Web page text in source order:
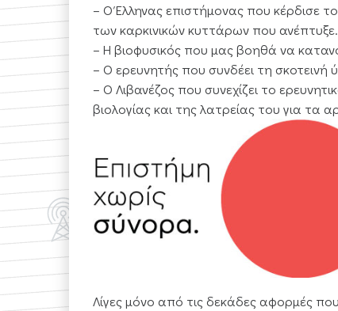
– Ο Έλληνας επιστήμονας που κέρδισε
των καρκινικών κυττάρων που ανέπτυξε.
– Η βιοφυσικός που μας βοηθά να
– Ο ερευνητής που συνδέει τη σκοτεινή
– Ο Λιβανέζος που συνεχίζει το
βιολογίας και της λατρείας του για τα
Λίγες μόνο από τις δεκάδες αφορμές